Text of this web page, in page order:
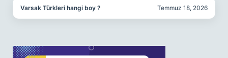
Varsak Türkleri hangi boy ? Temmuz 18, 2026